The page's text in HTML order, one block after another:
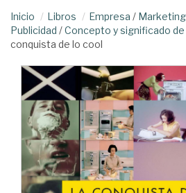
Inicio Libros Empresa /
Publicidad /Concepto y significado de
conquista de lo cool